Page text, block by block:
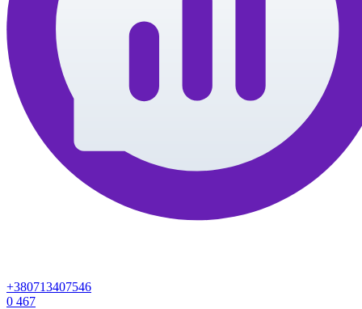
+380713407546
0 467